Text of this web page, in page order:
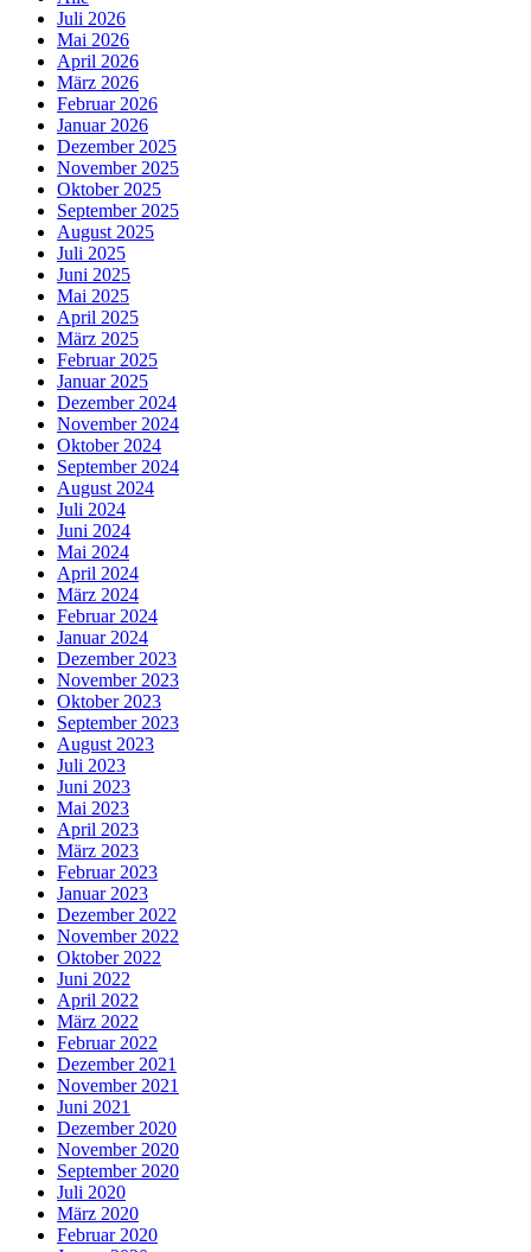
Juli 2026
Mai 2026
April 2026
März 2026
Februar 2026
Januar 2026
Dezember 2025
November 2025
Oktober 2025
September 2025
August 2025
Juli 2025
Juni 2025
Mai 2025
April 2025
März 2025
Februar 2025
Januar 2025
Dezember 2024
November 2024
Oktober 2024
September 2024
August 2024
Juli 2024
Juni 2024
Mai 2024
April 2024
März 2024
Februar 2024
Januar 2024
Dezember 2023
November 2023
Oktober 2023
September 2023
August 2023
Juli 2023
Juni 2023
Mai 2023
April 2023
März 2023
Februar 2023
Januar 2023
Dezember 2022
November 2022
Oktober 2022
Juni 2022
April 2022
März 2022
Februar 2022
Dezember 2021
November 2021
Juni 2021
Dezember 2020
November 2020
September 2020
Juli 2020
März 2020
Februar 2020